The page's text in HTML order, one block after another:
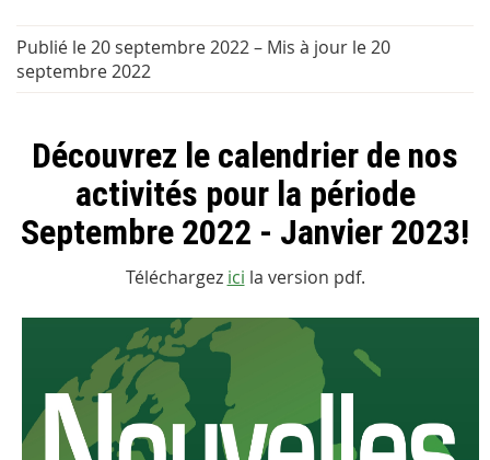
Publié le 20 septembre 2022– Mis à jour le 20
septembre 2022
Découvrez le calendrier de nos
activités pour la période
Septembre 2022 - Janvier 2023!
Téléchargez ici la version pdf.